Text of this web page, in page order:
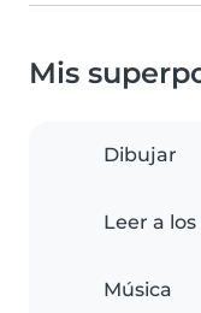
Mis
Dibujar
Leer a
Música